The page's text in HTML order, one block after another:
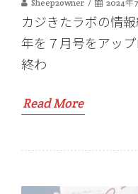
Sheep2owner 2024年
カジきたラボの情
年を７月号をアッ
終わ
Read More